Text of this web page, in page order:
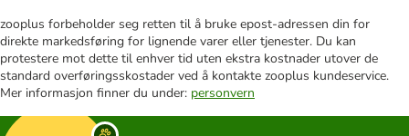
zooplus forbeholder seg retten til å bruke epost-adressen din for
direkte markedsføring for lignende varer eller tjenester. Du kan
protestere mot dette til enhver tid uten ekstra kostnader utover de
standard overføringsskostader ved å kontakte zooplus kundeservice.
Mer informasjon finner du under: personvern